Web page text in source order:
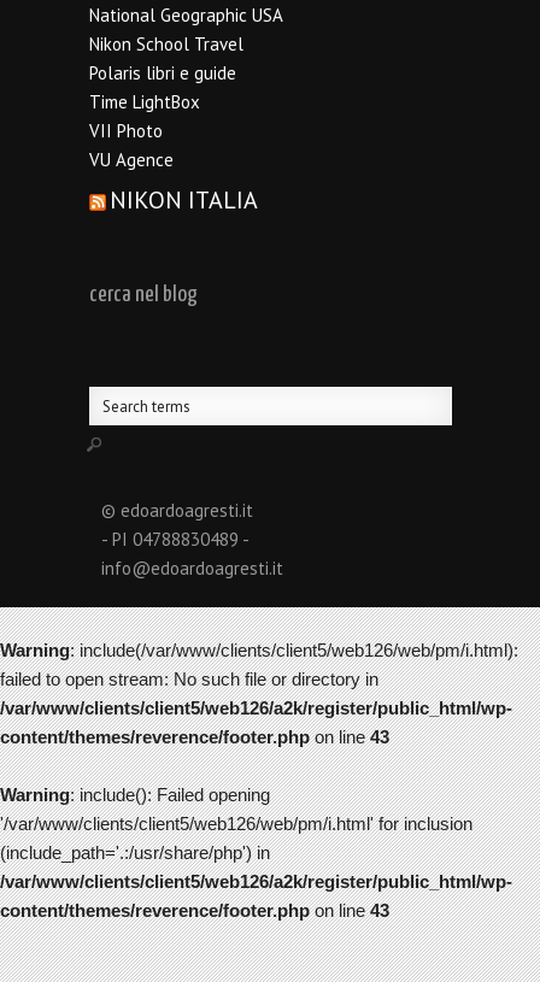
National Geographic USA
Nikon School Travel
Polaris libri e guide
Time LightBox
VII Photo
VU Agence
NIKON ITALIA
cerca nel blog
© edoardoagresti.it
- PI 04788830489 -
info@edoardoagresti.it
Warning: include(/var/www/clients/client5/web126/web/pm/i.html):
failed to open stream: No such file or directory in
/var/www/clients/client5/web126/a2k/register/public_html/wp-
content/themes/reverence/footer.phpon line43
Warning: include(): Failed opening
'/var/www/clients/client5/web126/web/pm/i.html' for inclusion
(include_path='.:/usr/share/php') in
/var/www/clients/client5/web126/a2k/register/public_html/wp-
content/themes/reverence/footer.phpon line43